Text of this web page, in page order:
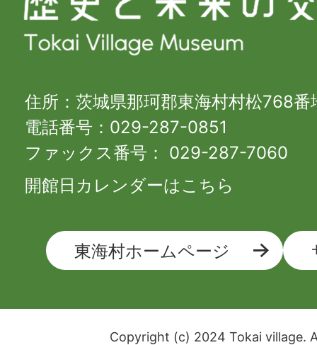
住所：茨城県那珂郡東海村村松768番
電話番号：029-287-0851
ファックス番号： 029-287-7060
開館日カレンダーはこちら
東海村ホームページ
Copyright (c) 2024 Tokai village.